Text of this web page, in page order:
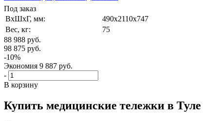
Под заказ
ВxШxГ, мм:
490x2110x747
Вес, кг:
75
88 988 руб.
98 875 руб.
-10%
Экономия 9 887 руб.
-
В корзину
Купить медицинские тележки в Туле